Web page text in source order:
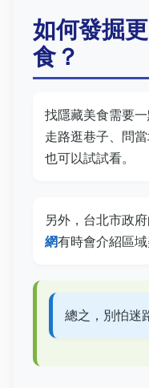
如何發掘
食？
找隱藏美食需要
走路逛巷子、問
也可以試試看。
另外，台北市政
網有時會介紹區域
總之，別怕迷